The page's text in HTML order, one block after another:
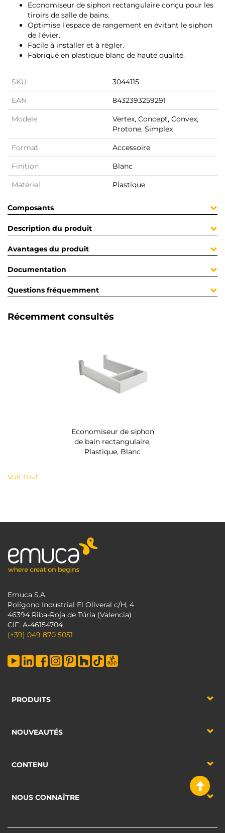
Economiseur de siphon rectangulaire conçu pour les
tiroirs de salle de bains.
Optimise l'espace de rangement en évitant le siphon
de l'évier.
Facile à installer et à régler.
Fabriqué en plastique blanc de haute qualité.
SKU 3044115
EAN 8432393259291
Modele
Vertex, Concept, Convex,
Protone, Simplex
Format Accessoire
Finition Blanc
Matériel Plastique
Composants
Description du produit
Avantages du produit
Documentation
Questions fréquemment
Récemment consultés
Economiseur de siphon
de bain rectangulaire,
Plastique, Blanc
Voir tout
Emuca S.A.
Polígono Industrial El Oliveral c/H, 4
46394 Riba-Roja de Túria (Valencia)
CIF: A-46154704
(+39) 049 870 5051
PRODUITS
NOUVEAUTÉS
CONTENU
NOUS CONNAÎTRE